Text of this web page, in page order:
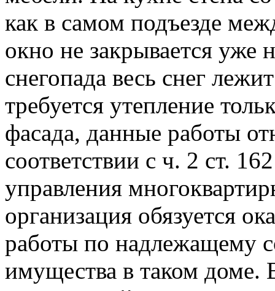
как в самом подъезде
окно не закрывается уже
снегопада весь снег
требуется утепление
фасада, данные работы
соответствии с ч. 2 ст.
управления
организация обязуется
работы по надлежащему
имущества в таком